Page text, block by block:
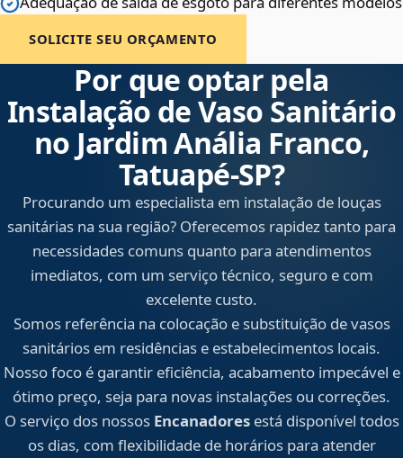
SOLICITE SEU ORÇAMENTO
Por que optar pela
Instalação de Vaso Sanitário
no Jardim Anália Franco,
Tatuapé‑SP?
Procurando um especialista em instalação de louças
sanitárias na sua região? Oferecemos rapidez tanto para
necessidades comuns quanto para atendimentos
imediatos, com um serviço técnico, seguro e com
excelente custo.
Somos referência na colocação e substituição de vasos
sanitários em residências e estabelecimentos locais.
Nosso foco é garantir eficiência, acabamento impecável e
ótimo preço, seja para novas instalações ou correções.
O serviço dos nossos Encanadoresestá disponível todos
os dias, com flexibilidade de horários para atender